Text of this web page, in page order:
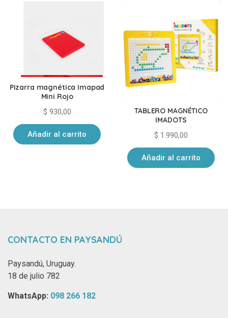
Pizarra magnética Imapad
Mini Rojo
$ 930,00
Añadir al carrito
TABLERO MAGNÉTICO
IMADOTS
$ 1.990,00
Añadir al carrito
CONTACTO EN PAYSANDÚ
Paysandú, Uruguay.
18 de julio 782
WhatsApp: ‪ 098 266 182‬